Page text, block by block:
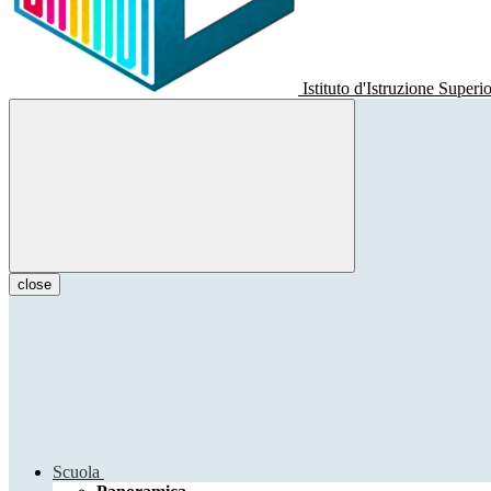
Istituto d'Istruzione
close
Scuola